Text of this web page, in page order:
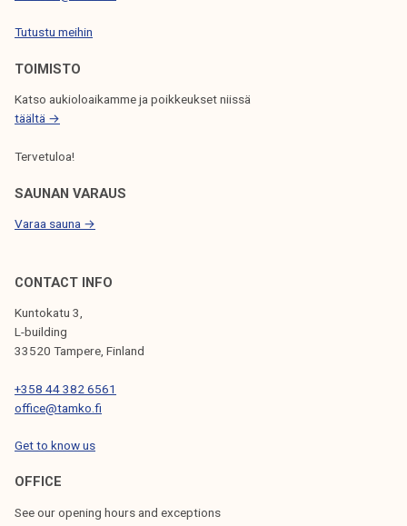
0
2
Tutustu meihin
TOIMISTO
Katso aukioloaikamme ja poikkeukset niissä
täältä →
Tervetuloa!
SAUNAN VARAUS
Varaa sauna →
CONTACT INFO
Kuntokatu 3,
L-building
33520 Tampere, Finland
+358 44 382 6561
office@tamko.fi
Get to know us
OFFICE
See our opening hours and exceptions